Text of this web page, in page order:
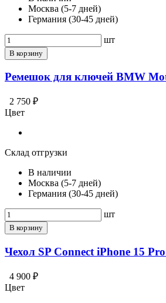
Москва (5-7 дней)
Германия (30-45 дней)
шт
В корзину
Ремешок для ключей BMW
2 750 ₽
Цвет
Склад отгрузки
В наличии
Москва (5-7 дней)
Германия (30-45 дней)
шт
В корзину
Чехол SP Connect iPhone 15
4 900 ₽
Цвет